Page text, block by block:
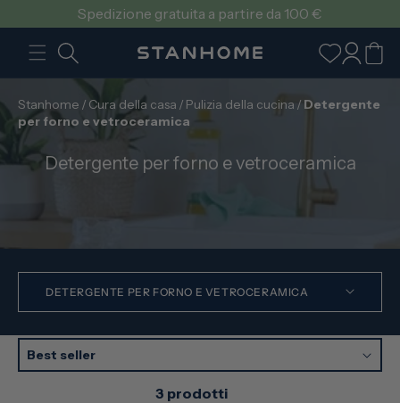
DIRETTAMENTESpedizione gratuita a partire da 100 €
Accedi
Carrello
Stanhome / Cura della casa / Pulizia della cucina / Detergente
per forno e vetroceramica
C
e
z
i
o
n
e
:
Detergente per forno e vetroceramica
DETERGENTE PER FORNO E VETROCERAMICA
Best seller
3 prodotti